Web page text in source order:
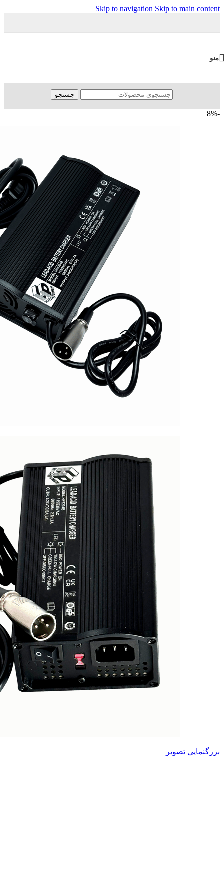
Skip to navigation Skip to main content
منو
جستجو
-8%
بزرگنمایی تصویر